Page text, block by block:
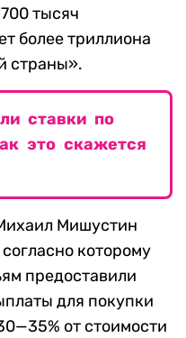
тысяч
более триллиона
страны».
ставки по
это скажется
Мишустин
которому
предоставили
для покупки
от стоимости